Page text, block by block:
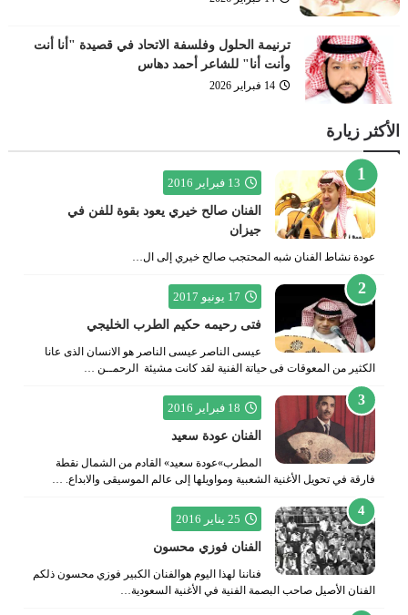
ترنيمة الحلول وفلسفة الاتحاد في قصيدة "أنا أنت
وأنت أنا" للشاعر أحمد دهاس
14 فبراير 2026
الأكثر زيارة
13 فبراير 2016
الفنان صالح خيري يعود بقوة للفن في
جيزان
عودة نشاط الفنان شبه المحتجب صالح خيري إلى ال…
17 يونيو 2017
فتى رحيمه حكيم الطرب الخليجي
عيسى الناصر عيسى الناصر هو الانسان الذى عانا
الكثير من المعوقات فى حياتة الفنية لقد كانت مشيئة الرحمــن …
18 فبراير 2016
الفنان عودة سعيد
المطرب»عودة سعيد» القادم من الشمال نقطة
فارقة في تحويل الأغنية الشعبية ومواويلها إلى عالم الموسيقى والابداع. …
25 يناير 2016
الفنان فوزي محسون
فناننا لهذا اليوم هوالفنان الكبير فوزي محسون ذلكم
الفنان الأصيل صاحب البصمة الفنية في الأغنية السعودية…